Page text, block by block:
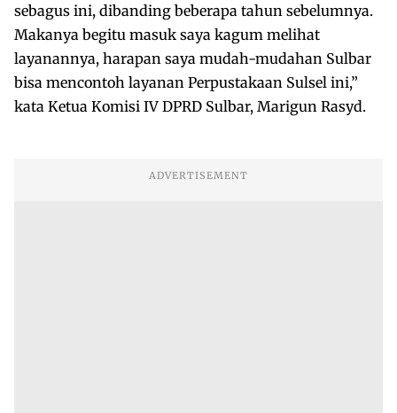
sebagus ini, dibanding beberapa tahun sebelumnya.
Makanya begitu masuk saya kagum melihat
layanannya, harapan saya mudah-mudahan Sulbar
bisa mencontoh layanan Perpustakaan Sulsel ini,”
kata Ketua Komisi IV DPRD Sulbar, Marigun Rasyd.